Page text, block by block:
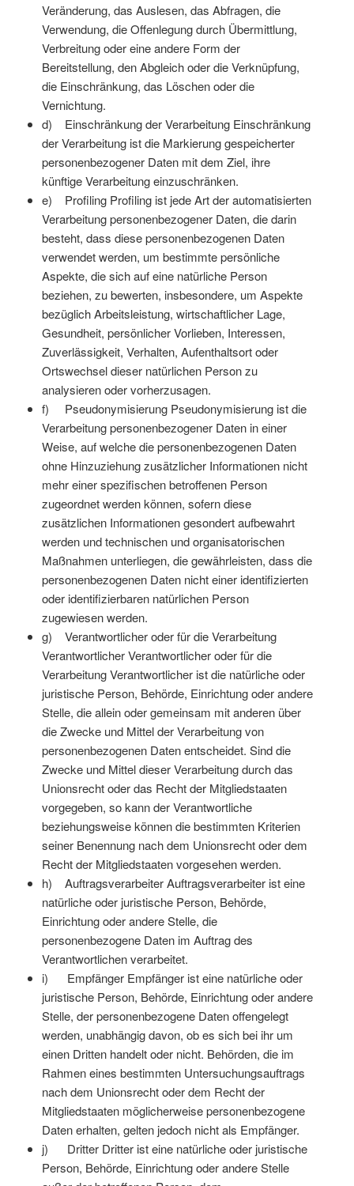
Veränderung, das Auslesen, das Abfragen, die
Verwendung, die Offenlegung durch Übermittlung,
Verbreitung oder eine andere Form der
Bereitstellung, den Abgleich oder die Verknüpfung,
die Einschränkung, das Löschen oder die
Vernichtung.
d) Einschränkung der Verarbeitung Einschränkung
der Verarbeitung ist die Markierung gespeicherter
personenbezogener Daten mit dem Ziel, ihre
künftige Verarbeitung einzuschränken.
e) Profiling Profiling ist jede Art der automatisierten
Verarbeitung personenbezogener Daten, die darin
besteht, dass diese personenbezogenen Daten
verwendet werden, um bestimmte persönliche
Aspekte, die sich auf eine natürliche Person
beziehen, zu bewerten, insbesondere, um Aspekte
bezüglich Arbeitsleistung, wirtschaftlicher Lage,
Gesundheit, persönlicher Vorlieben, Interessen,
Zuverlässigkeit, Verhalten, Aufenthaltsort oder
Ortswechsel dieser natürlichen Person zu
analysieren oder vorherzusagen.
f) Pseudonymisierung Pseudonymisierung ist die
Verarbeitung personenbezogener Daten in einer
Weise, auf welche die personenbezogenen Daten
ohne Hinzuziehung zusätzlicher Informationen nicht
mehr einer spezifischen betroffenen Person
zugeordnet werden können, sofern diese
zusätzlichen Informationen gesondert aufbewahrt
werden und technischen und organisatorischen
Maßnahmen unterliegen, die gewährleisten, dass die
personenbezogenen Daten nicht einer identifizierten
oder identifizierbaren natürlichen Person
zugewiesen werden.
g) Verantwortlicher oder für die Verarbeitung
Verantwortlicher Verantwortlicher oder für die
Verarbeitung Verantwortlicher ist die natürliche oder
juristische Person, Behörde, Einrichtung oder andere
Stelle, die allein oder gemeinsam mit anderen über
die Zwecke und Mittel der Verarbeitung von
personenbezogenen Daten entscheidet. Sind die
Zwecke und Mittel dieser Verarbeitung durch das
Unionsrecht oder das Recht der Mitgliedstaaten
vorgegeben, so kann der Verantwortliche
beziehungsweise können die bestimmten Kriterien
seiner Benennung nach dem Unionsrecht oder dem
Recht der Mitgliedstaaten vorgesehen werden.
h) Auftragsverarbeiter Auftragsverarbeiter ist eine
natürliche oder juristische Person, Behörde,
Einrichtung oder andere Stelle, die
personenbezogene Daten im Auftrag des
Verantwortlichen verarbeitet.
i) Empfänger Empfänger ist eine natürliche oder
juristische Person, Behörde, Einrichtung oder andere
Stelle, der personenbezogene Daten offengelegt
werden, unabhängig davon, ob es sich bei ihr um
einen Dritten handelt oder nicht. Behörden, die im
Rahmen eines bestimmten Untersuchungsauftrags
nach dem Unionsrecht oder dem Recht der
Mitgliedstaaten möglicherweise personenbezogene
Daten erhalten, gelten jedoch nicht als Empfänger.
j) Dritter Dritter ist eine natürliche oder juristische
Person, Behörde, Einrichtung oder andere Stelle